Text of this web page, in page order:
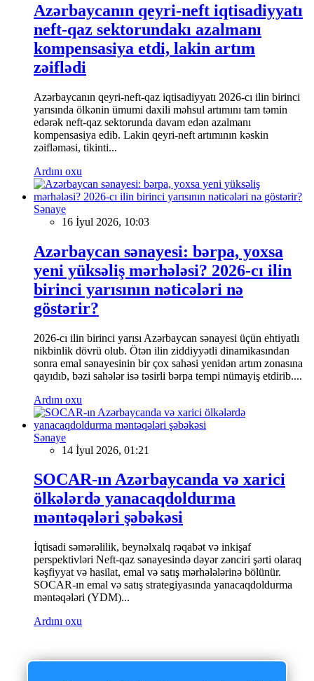
Azərbaycanın qeyri-neft iqtisadiyyatı
neft-qaz sektorundakı azalmanı
kompensasiya etdi, lakin artım
zəiflədi
Azərbaycanın qeyri-neft-qaz iqtisadiyyatı 2026-cı ilin birinci
yarısında ölkənin ümumi daxili məhsul artımını tam təmin
edərək neft-qaz sektorunda davam edən azalmanı
kompensasiya edib. Lakin qeyri-neft artımının kəskin
zəifləməsi, tikinti...
Ardını oxu
Sənaye
16 İyul 2026, 10:03
Azərbaycan sənayesi: bərpa, yoxsa
yeni yüksəliş mərhələsi? 2026-cı ilin
birinci yarısının nəticələri nə
göstərir?
2026-cı ilin birinci yarısı Azərbaycan sənayesi üçün ehtiyatlı
nikbinlik dövrü olub. Ötən ilin ziddiyyətli dinamikasından
sonra emal sənayesinin bir çox sahəsi yenidən artım zonasına
qayıdıb, bəzi sahələr isə təsirli bərpa tempi nümayiş etdirib....
Ardını oxu
Sənaye
14 İyul 2026, 01:21
SOCAR-ın Azərbaycanda və xarici
ölkələrdə yanacaqdoldurma
məntəqələri şəbəkəsi
İqtisadi səmərəlilik, beynəlxalq rəqabət və inkişaf
perspektivləri Neft-qaz sənayesində dəyər zənciri şərti olaraq
kəşfiyyat və hasilat, emal və satış mərhələlərinə bölünür.
SOCAR-ın emal və satış strategiyasında yanacaqdoldurma
məntəqələri (YDM)...
Ardını oxu